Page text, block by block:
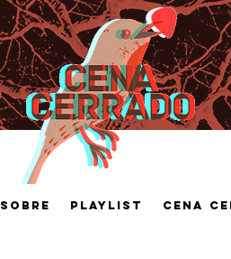
Sobre Playlist Cena